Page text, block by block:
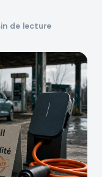
de lecture